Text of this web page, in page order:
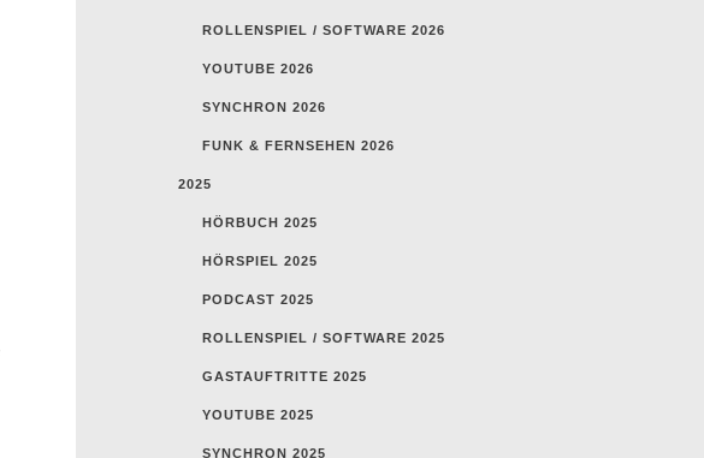
ROLLENSPIEL / SOFTWARE 2026
YOUTUBE 2026
SYNCHRON 2026
FUNK & FERNSEHEN 2026
2025
HÖRBUCH 2025
HÖRSPIEL 2025
PODCAST 2025
ROLLENSPIEL / SOFTWARE 2025
GASTAUFTRITTE 2025
YOUTUBE 2025
SYNCHRON 2025